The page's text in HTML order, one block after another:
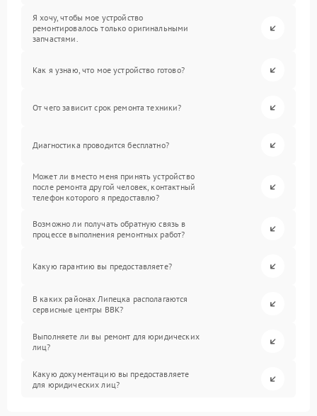
Я хочу, чтобы мое устройство
ремонтировалось только оригинальными
запчастями.
Как я узнаю, что мое устройство готово?
От чего зависит срок ремонта техники?
Диагностика проводится бесплатно?
Может ли вместо меня принять устройство
после ремонта другой человек, контактный
телефон которого я предоставлю?
Возможно ли получать обратную связь в
процессе выполнения ремонтных работ?
Какую гарантию вы предоставляете?
В каких районах Липецка располагаются
сервисные центры BBK?
Выполняете ли вы ремонт для юридических
лиц?
Какую документацию вы предоставляете
для юридических лиц?